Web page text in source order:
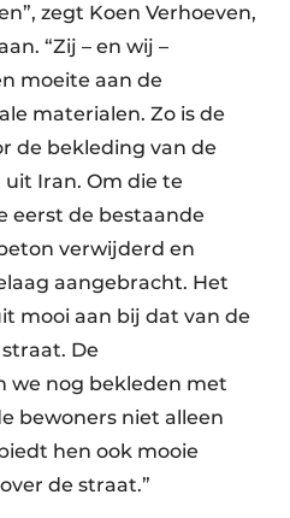
zegt Koen Verhoeven,
“Zij – en wij –
moeite aan de
materialen. Zo is de
de bekleding van de
Iran. Om die te
eerst de bestaande
verwijderd en
aangebracht. Het
mooi aan bij dat van de
De
we nog bekleden met
bewoners niet alleen
hen ook mooie
de straat.”